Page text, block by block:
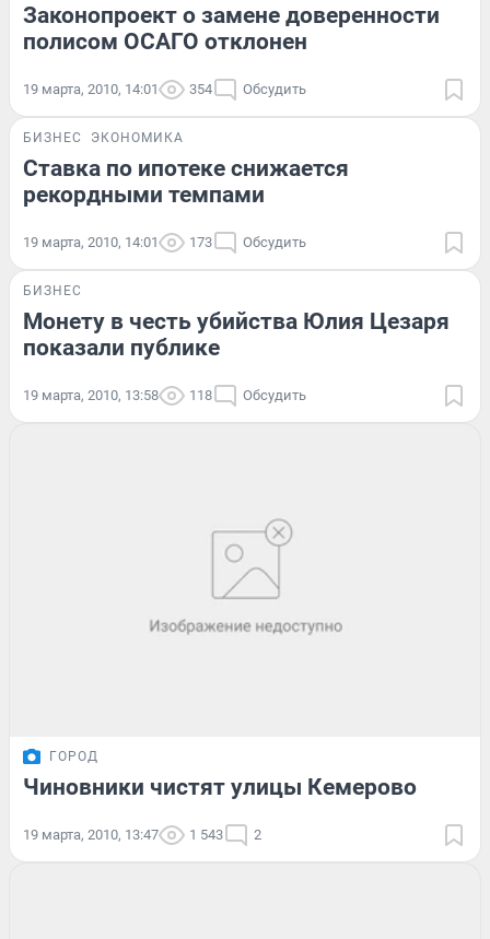
Законопроект о замене доверенности
полисом ОСАГО отклонен
19 марта, 2010, 14:01 354 Обсудить
БИЗНЕС ЭКОНОМИКА
Ставка по ипотеке снижается
рекордными темпами
19 марта, 2010, 14:01 173 Обсудить
БИЗНЕС
Монету в честь убийства Юлия Цезаря
показали публике
19 марта, 2010, 13:58 118 Обсудить
ГОРОД
Чиновники чистят улицы Кемерово
19 марта, 2010, 13:47 1 543 2